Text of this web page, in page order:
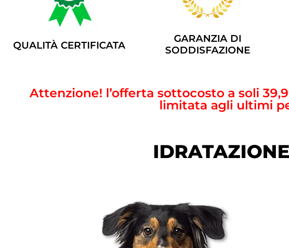
QUALITÀ CERTIFICATA
GARANZIA DI
SODDISFAZIONE
Attenzione! l’offerta sottocosto a soli
limitata agli ultimi